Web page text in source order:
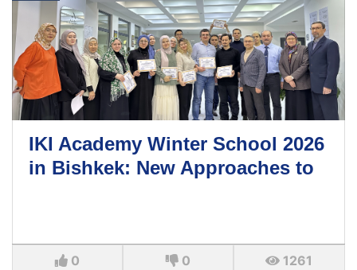
IKI Academy Winter School 2026
in Bishkek: New Approaches to
0 0 1261